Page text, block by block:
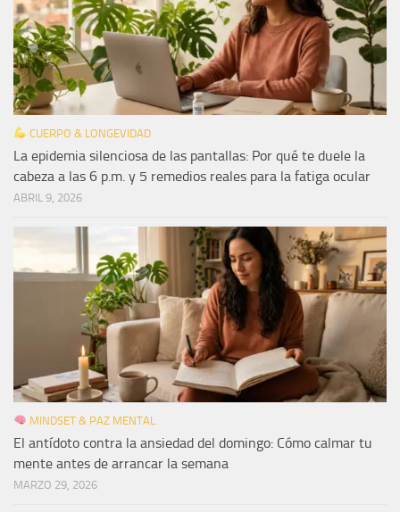
CUERPO & LONGEVIDAD
La epidemia silenciosa de las pantallas: Por qué te duele la
cabeza a las 6 p.m. y 5 remedios reales para la fatiga ocular
ABRIL 9, 2026
MINDSET & PAZ MENTAL
El antídoto contra la ansiedad del domingo: Cómo calmar tu
mente antes de arrancar la semana
MARZO 29, 2026